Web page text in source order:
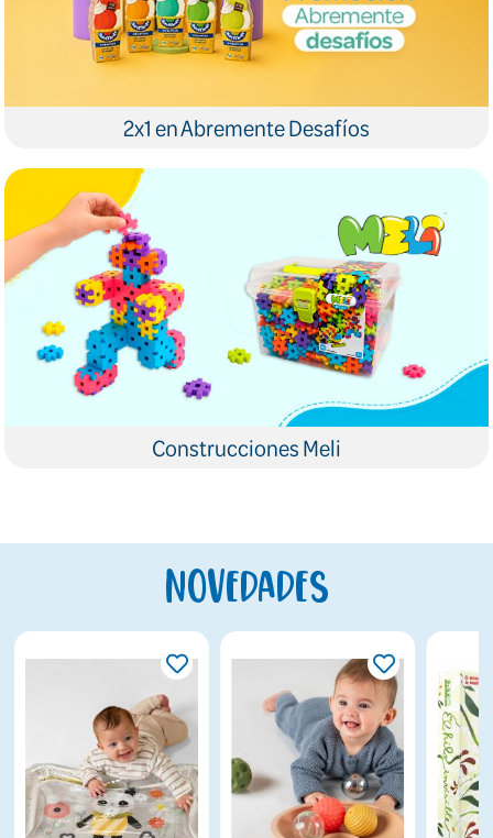
2x1 en Abremente Desafíos
Construcciones Meli
Novedades